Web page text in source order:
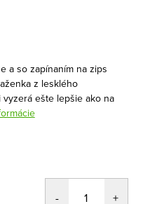
a so zapínaním na zips
z lesklého
ešte lepšie ako na